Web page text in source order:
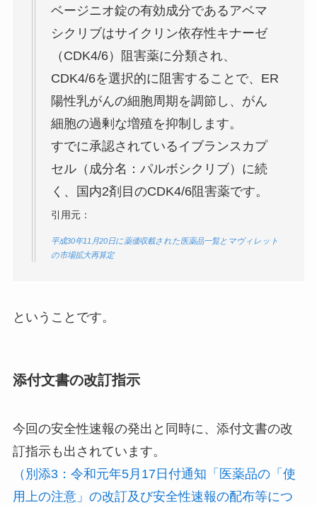
ベージニオ錠の有効成分であるアベマ
シクリブはサイクリン依存性キナーゼ
（CDK4/6）阻害薬に分類され、
CDK4/6を選択的に阻害することで、ER
陽性乳がんの細胞周期を調節し、がん
細胞の過剰な増殖を抑制します。
すでに承認されているイブランスカプ
セル（成分名：パルボシクリブ）に続
く、国内2剤目のCDK4/6阻害薬です。
引用元：
平成30年11月20日に薬価収載された医薬品一覧とマヴィレット
の市場拡大再算定
ということです。
添付文書の改訂指示
今回の安全性速報の発出と同時に、添付文書の改
訂指示も出されています。
（別添3：令和元年5月17日付通知「医薬品の「使
用上の注意」の改訂及び安全性速報の配布等につ